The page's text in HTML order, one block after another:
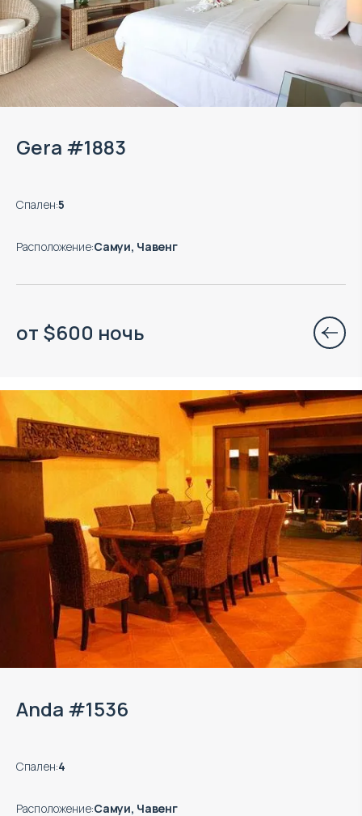
Gera #1883
Спален:5
Расположение:Самуи, Чавенг
от $600 ночь
Anda #1536
Спален:4
Расположение:Самуи, Чавенг